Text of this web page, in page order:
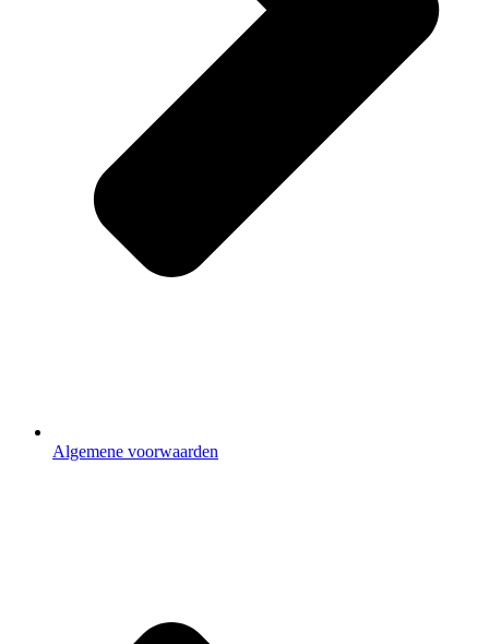
Algemene voorwaarden